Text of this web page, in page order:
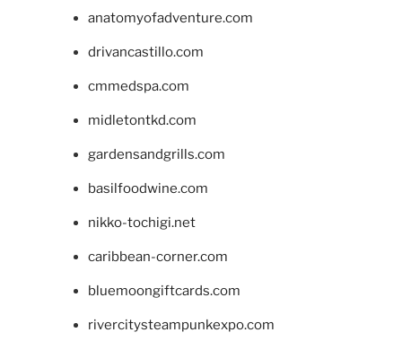
anatomyofadventure.com
drivancastillo.com
cmmedspa.com
midletontkd.com
gardensandgrills.com
basilfoodwine.com
nikko-tochigi.net
caribbean-corner.com
bluemoongiftcards.com
rivercitysteampunkexpo.com